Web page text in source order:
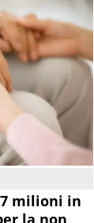
milioni in
la non